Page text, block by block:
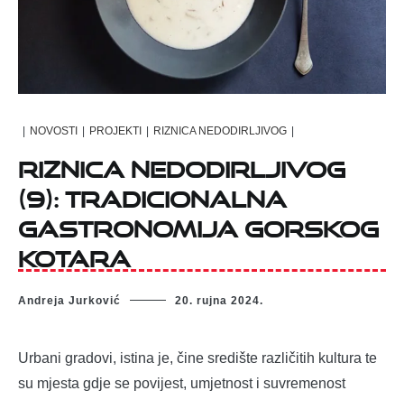
| NOVOSTI | PROJEKTI | RIZNICA NEDODIRLJIVOG |
RIZNICA NEDODIRLJIVOG
(9): TRADICIONALNA
GASTRONOMIJA GORSKOG
KOTARA
Andreja Jurković 20. rujna 2024.
Urbani gradovi, istina je, čine središte različitih kultura te
su mjesta gdje se povijest, umjetnost i suvremenost